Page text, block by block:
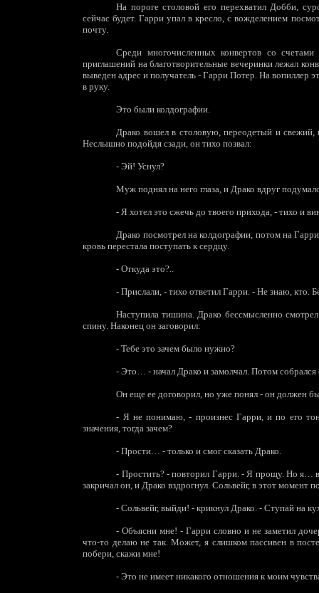
На пороге столовой его перехватил Добби,
сейчас будет. Гарри упал в кресло, с вожделением
почту.
Среди многочисленных конвертов со
приглашений на благотворительные вечеринки лежал
выведен адрес и получатель - Гарри Потер. На вопиллер
в руку.
Это были колдографии.
Драко вошел в столовую, переодетый и
Неслышно подойдя сзади, он тихо позвал:
- Эй! Уснул?
Муж поднял на него глаза, и Драко вдруг
- Я хотел это сжечь до твоего прихода, - тихо и
Драко посмотрел на колдографии, потом на
кровь перестала поступать к сердцу.
- Откуда это?..
- Прислали, - тихо ответил Гарри. - Не знаю, кто.
Наступила тишина. Драко бессмысленно
спину. Наконец он заговорил:
- Тебе это зачем было нужно?
- Это… - начал Драко и замолчал. Потом
Он еще ее договорил, но уже понял - он должен
- Я не понимаю, - произнес Гарри, и по его
значения, тогда зачем?
- Прости… - только и смог сказать Драко.
- Простить? - повторил Гарри. - Я прощу. Но я…
закричал он, и Драко вздрогнул. Сольвейг, в этот момент
- Сольвейг, выйди! - крикнул Драко. - Ступай на
- Объясни мне! - Гарри словно и не заметил
что-то делаю не так. Может, я слишком пассивен в
побери, скажи мне!
- Это не имеет никакого отношения к моим